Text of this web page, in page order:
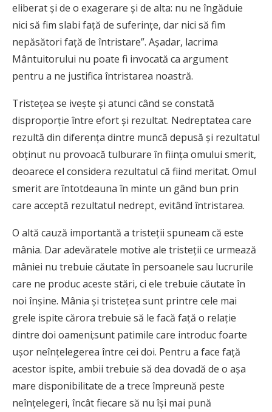
eliberat şi de o exagerare şi de alta: nu ne îngăduie
nici să fim slabi faţă de suferinţe, dar nici să fim
nepăsători faţă de întristare”. Aşadar, lacrima
Mântuitorului nu poate fi invocată ca argument
pentru a ne justifica întristarea noastră.
Tristeţea se iveşte şi atunci când se constată
disproporţie între efort şi rezultat. Nedreptatea care
rezultă din diferenţa dintre muncă depusă şi rezultatul
obţinut nu provoacă tulburare în fiinţa omului smerit,
deoarece el considera rezultatul că fiind meritat. Omul
smerit are întotdeauna în minte un gând bun prin
care acceptă rezultatul nedrept, evitând întristarea.
O altă cauză importantă a tristeţii spuneam că este
mânia. Dar adevăratele motive ale tristeţii ce urmează
mâniei nu trebuie căutate în persoanele sau lucrurile
care ne produc aceste stări, ci ele trebuie căutate în
noi înşine. Mânia şi tristeţea sunt printre cele mai
grele ispite cărora trebuie să le facă faţă o relaţie
dintre doi oameni;sunt patimile care introduc foarte
uşor neînţelegerea între cei doi. Pentru a face faţă
acestor ispite, ambii trebuie să dea dovadă de o aşa
mare disponibilitate de a trece împreună peste
neînţelegeri, încât fiecare să nu îşi mai pună